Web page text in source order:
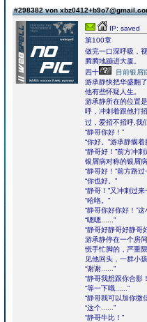
#298382 von
IP: saved
第100章
做完一口深呼吸，
腾腾地蹦进大厦。
四十
目前银屑
游承静快把华盛翻
他有些怀疑人生。
游承静所在的位置
呼，冲刺着跟他打
过，爱招不招呼,我
“静哥你好！”
“你好。”游承静瘸
“静哥好！”前方冲
银屑病对称的银屑
“静哥好！”前方路
“你也好。”
“静哥！”又冲刺过
“哈咯。”
“静哥你好你好！”
“嗯嗯......”
“静哥好静哥好静哥
游承静停在一个房
慌手忙脚的，严重
见他回头，一群小
“谢谢......”
“静哥我想跟你合影
“等一下哦......”
“静哥我可以加你微
“这个......”
“静哥牛比！”